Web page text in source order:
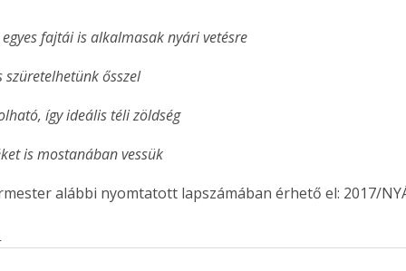
fajtái is alkalmasak nyári vetésre
szüretelhetünk ősszel
így ideális téli zöldség
is mostanában vessük
alábbi nyomtatott lapszámában érhető el: 2017/